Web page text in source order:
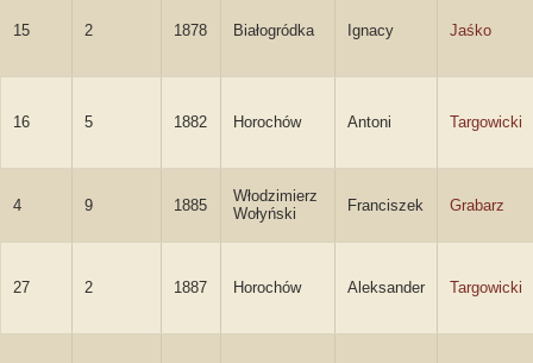
15 2 1878 Białogródka Ignacy Jaśko
16 5 1882 Horochów Antoni Targowicki
4 9 1885
Włodzimierz
Wołyński
Franciszek Grabarz
27 2 1887 Horochów Aleksander Targowicki